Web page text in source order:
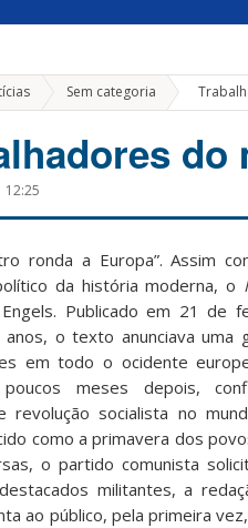
Sem categoria »
do
12:25
ronda a Europa”. Assim
da história moderna, o
Publicado em 21 de
o texto anunciava uma
em todo o ocidente
meses depois,
revolução socialista no
como a primavera dos
o partido comunista
militantes, a
ao público, pela primeira